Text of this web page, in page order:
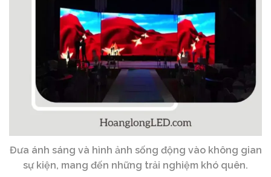
Đưa ánh sáng và hình ảnh sống động vào không gian
sự kiện, mang đến những trải nghiệm khó quên.